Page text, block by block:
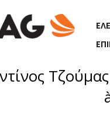
Τζούμας